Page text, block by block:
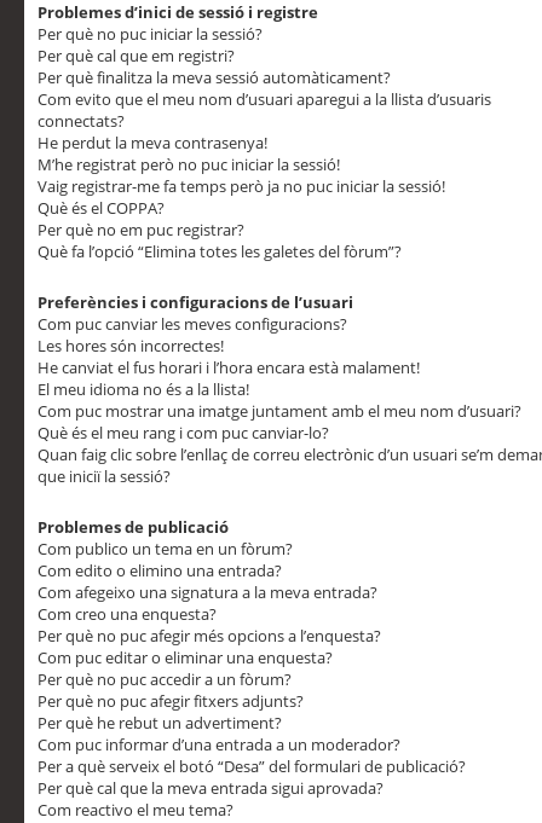
Problemes d’inici de sessió i registre
Per què no puc iniciar la sessió?
Per què cal que em registri?
Per què finalitza la meva sessió automàticament?
Com evito que el meu nom d’usuari aparegui a la llista d’usuaris
connectats?
He perdut la meva contrasenya!
M’he registrat però no puc iniciar la sessió!
Vaig registrar-me fa temps però ja no puc iniciar la sessió!
Què és el COPPA?
Per què no em puc registrar?
Què fa l’opció “Elimina totes les galetes del fòrum”?
Preferències i configuracions de l’usuari
Com puc canviar les meves configuracions?
Les hores són incorrectes!
He canviat el fus horari i l’hora encara està malament!
El meu idioma no és a la llista!
Com puc mostrar una imatge juntament amb el meu nom d’usuari?
Què és el meu rang i com puc canviar-lo?
Quan faig clic sobre l’enllaç de correu electrònic d’un usuari se’m
que iniciï la sessió?
Problemes de publicació
Com publico un tema en un fòrum?
Com edito o elimino una entrada?
Com afegeixo una signatura a la meva entrada?
Com creo una enquesta?
Per què no puc afegir més opcions a l’enquesta?
Com puc editar o eliminar una enquesta?
Per què no puc accedir a un fòrum?
Per què no puc afegir fitxers adjunts?
Per què he rebut un advertiment?
Com puc informar d’una entrada a un moderador?
Per a què serveix el botó “Desa” del formulari de publicació?
Per què cal que la meva entrada sigui aprovada?
Com reactivo el meu tema?